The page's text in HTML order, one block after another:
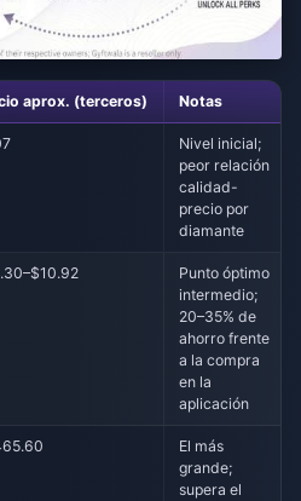
aprox. (terceros) Notas
Nivel inicial;
peor relación
calidad-
precio por
diamante
Punto óptimo
intermedio;
20–35% de
ahorro frente
a la compra
en la
aplicación
El más
grande;
supera el